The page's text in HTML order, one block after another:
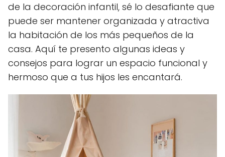
de la decoración infantil, sé lo desafiante que
puede ser mantener organizada y atractiva
la habitación de los más pequeños de la
casa. Aquí te presento algunas ideas y
consejos para lograr un espacio funcional y
hermoso que a tus hijos les encantará.